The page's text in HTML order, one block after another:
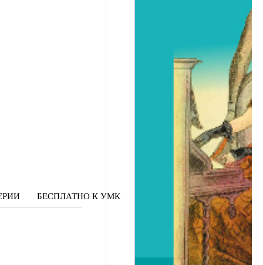
БЕСПЛАТНО К УМК